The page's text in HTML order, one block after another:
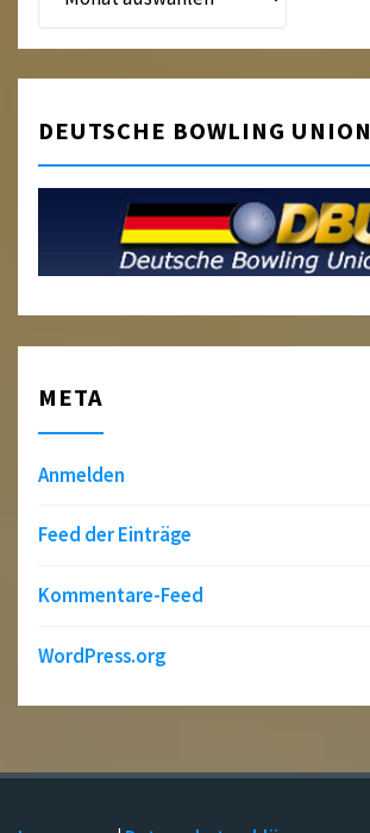
DEUTSCHE BOWLING UNION
META
Anmelden
Feed der Einträge
Kommentare-Feed
WordPress.org